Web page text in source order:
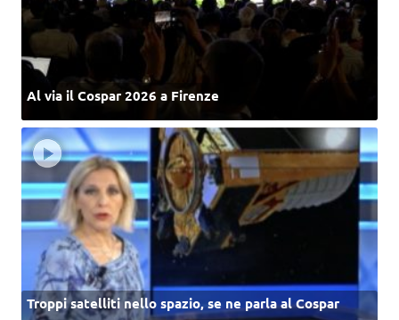
Al via il Cospar 2026 a Firenze
Troppi satelliti nello spazio, se ne parla al Cospar